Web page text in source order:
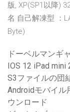
版, XP(SP1以降)
名 自己解凍型 ：
Byte)
ドーベルマンギ
IOS 12 iPad
S3ファイルの団
Androidモバイル
ウンロード